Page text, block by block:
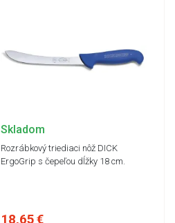
Skladom
Rozrábkový triediaci nôž DICK
ErgoGrip s čepeľou dĺžky 18 cm.
18,65 €